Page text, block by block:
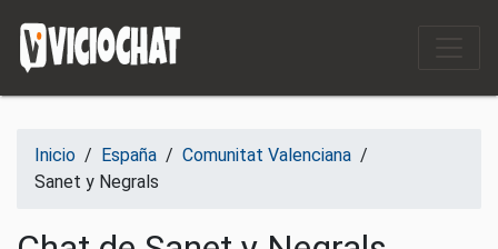
Inicio / España / Comunitat Valenciana /
Sanet y Negrals